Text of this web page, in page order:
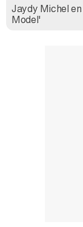
Jaydy Michel
Model'